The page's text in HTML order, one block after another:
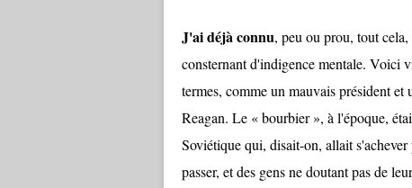
J'ai déjà connu, peu ou prou, tout cela,
consternant d'indigence mentale. Voici
termes, comme un mauvais président
Reagan. Le « bourbier », à l'époque,
Soviétique qui, disait-on, allait
passer, et des gens ne doutant pas de